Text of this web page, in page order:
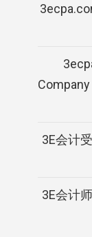
3E会计
3E会计